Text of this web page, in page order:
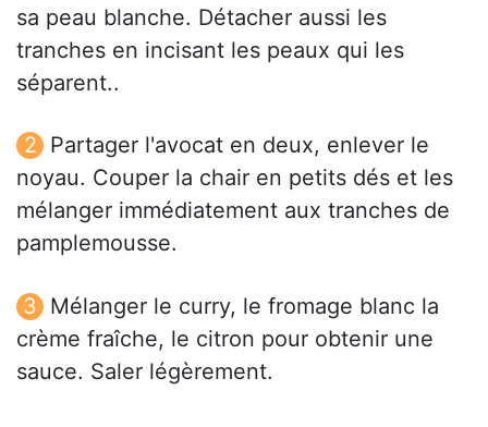
sa peau blanche. Détacher aussi les
tranches en incisant les peaux qui les
séparent..
Partager l'avocat en deux, enlever le
noyau. Couper la chair en petits dés et les
mélanger immédiatement aux tranches de
pamplemousse.
Mélanger le curry, le fromage blanc la
crème fraîche, le citron pour obtenir une
sauce. Saler légèrement.